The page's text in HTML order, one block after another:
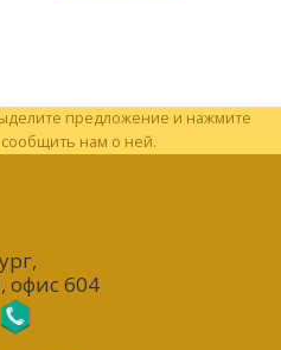
предложение и нажмите
нам о ней.
,
офис 604